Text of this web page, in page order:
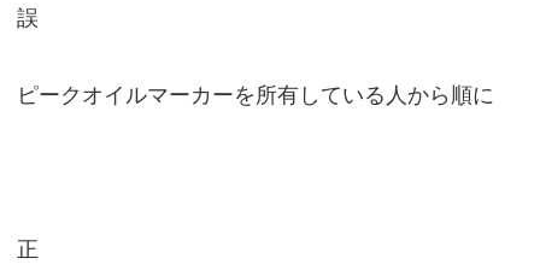
誤
ピークオイルマーカーを所有している人から順に
正